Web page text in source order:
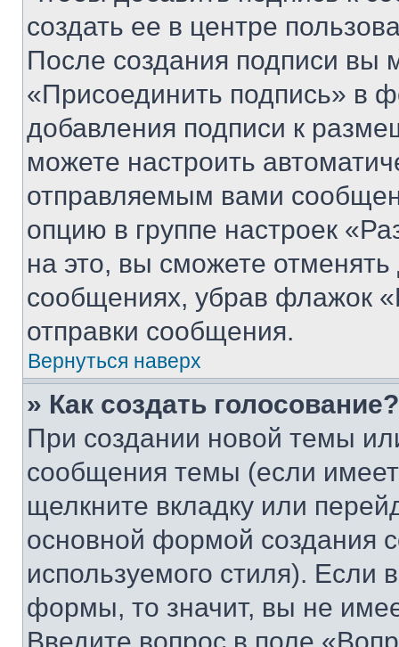
создать ее в центре
После создания подписи вы
«Присоединить подпись» в
добавления подписи к
можете настроить
отправляемым вами
опцию в группе настроек
на это, вы сможете
сообщениях, убрав флажок
отправки сообщения.
Вернуться наверх
» Как создать голосование?
При создании новой темы
сообщения темы (если
щелкните вкладку или
основной формой создания
используемого стиля). Если
формы, то значит, вы не